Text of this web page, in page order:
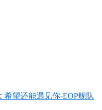
希望还能遇见你-EOP舰队